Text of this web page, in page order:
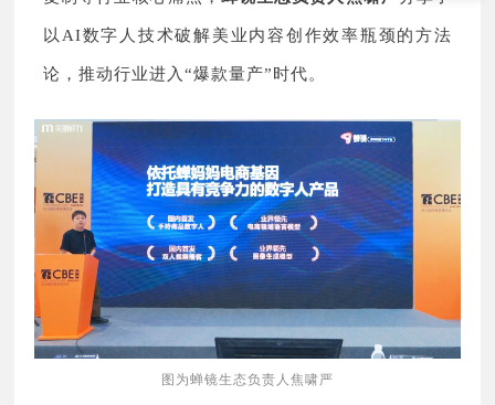
以AI数字人技术破解美业内容创作效率瓶颈的方法
论，推动行业进入“爆款量产”时代。
图为蝉镜生态负责人焦啸严